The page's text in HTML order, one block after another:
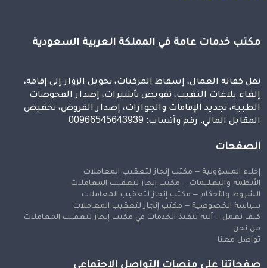
مكتب خدمات عامة في المملكة العربية السعودية
نقل كفالة العمال، إسقاط المركبات، تحويل الزوار إلى إقامة،
إلغاء بلاغات التغيب، تفويض تأشيرات، إصدار الفحوصات
الطبية، تجديد الإقامات والجوازات، إصدار القروض، تخفيض
المقابل المالي. رقم وآتساب: 00966545643939
الصفحات
إخلاء المسؤولية – مكتب إنجاز لتعقيب المعاملات
الأنظمة والتعليمات – مكتب إنجاز لتعقيب المعاملات
الشروط والأحكام – مكتب إنجاز لتعقيب المعاملات
سياسة الخصوصية – مكتب إنجاز لتعقيب المعاملات
كيف نعمل – آلية تنفيذ الخدمات في مكتب إنجاز لتعقيب المعاملات
من نحن
تواصل معنا
صفحاتنا على منصات التواصل الاجتماعي